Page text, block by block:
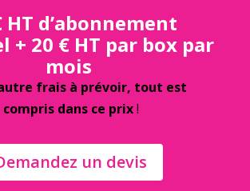
HT d’abonnement
+ 20 € HT par box par
mois
frais à prévoir, tout est
compris dans ce prix!
un devis